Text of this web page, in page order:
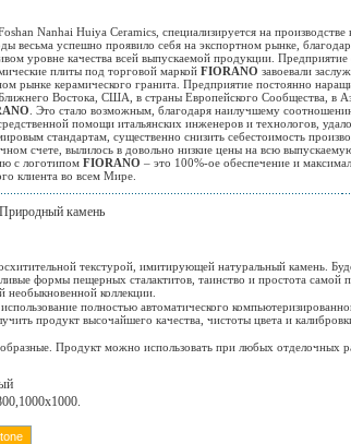
Nanhai Huiya Ceramics, специализируется на
весьма успешно проявило себя на экспортном рынке,
уровне качества всей выпускаемой продукции.
плиты под торговой маркой FIORANO завоевали
рынке керамического гранита. Предприятие постоянно
Востока, США, в страны Европейского Сообщества, в
. Это стало возможным, благодаря наилучшему
помощи итальянских инженеров и технологов,
стандартам, существенно снизить себестоимость
счете, вылилось в довольно низкие цены на всю
с логотипом FIORANO – это 100%-ое обеспечение и
клиента во всем Мире.
камень
текстурой, имитирующей натуральный камень.
формы пещерных сталактитов, таинство и простота самой
необыкновенной коллекции.
полностью автоматического
продукт высочайшего качества, чистоты цвета и
Продукт можно использовать при любых отделочных